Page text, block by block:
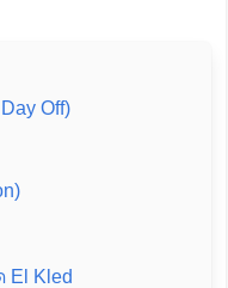
Off)
El Kled